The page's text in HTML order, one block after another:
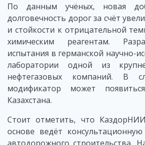
По данным учёных, новая
долговечность дорог за счёт
и стойкости к отрицательной
химическим реагентам.
испытания в германской научно-
лаборатории одной из
нефтегазовых компаний. В
модификатор может
Казахстана.
Стоит отметить, что
основе ведёт